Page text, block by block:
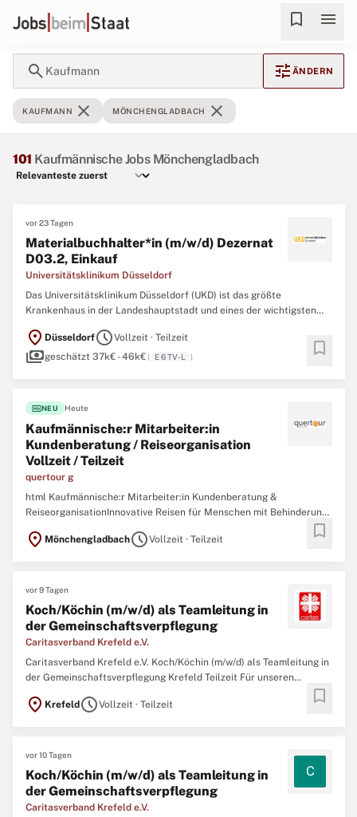
bookmark menu
search Kaufmann tune ÄNDERN
KAUFMANN close MÖNCHENGLADBACH close
101 Kaufmännische Jobs Mönchengladbach
vor 23 Tagen
Materialbuchhalter*in (m/w/d) Dezernat
D03.2, Einkauf
Universitätsklinikum Düsseldorf
Das Universitätsklinikum Düsseldorf (UKD) ist das größte
Krankenhaus in der Landeshauptstadt und eines der wichtigsten
Mitarbeiter in UKD und Tochterfirmen setzen sich dafür ein, dass
jährlich über 45.000 Patientinnen und Patienten stationär ...
location_on DüsseldorfscheduleVollzeit · Teilzeit
paymentsgeschätzt 37k€ - 46k€( E 6 TV-L ) bookmark
fiber_newNEU Heute
Kaufmännische:r Mitarbeiter:in
Kundenberatung / Reiseorganisation
Vollzeit / Teilzeit
quertour g
html Kaufmännische:r Mitarbeiter:in Kundenberatung &
ReiseorganisationInnovative Reisen für Menschen mit Behinderung
- Arbeiten mit Sinn und kurzen Entscheidungswegen quertour ist
ein Reiseveranstalter, der sich seit über 30 Jahren auf inklusive
location_on MönchengladbachscheduleVollzeit · Teilzeit bookmark
vor 9 Tagen
Koch/Köchin (m/w/d) als Teamleitung in
der Gemeinschaftsverpflegung
Caritasverband Krefeld e.V.
Caritasverband Krefeld e.V. Koch/Köchin (m/w/d) als Teamleitung in
der Gemeinschaftsverpflegung Krefeld Teilzeit Für unseren
Teamleitung Küche (m/w/d) mit 30 Wochenstunden. In unserer
location_on Krefeld scheduleVollzeit · Teilzeit bookmark
vor 10 Tagen
Koch/Köchin (m/w/d) als Teamleitung in
der Gemeinschaftsverpflegung
Caritasverband Krefeld e.V.
C